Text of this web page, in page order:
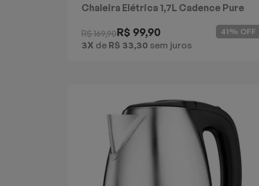
Chaleira Elétrica 1,7L Cadence Pure
R$ 169,90R$ 99,90
3X de R$ 33,30 sem juros
41% OFF